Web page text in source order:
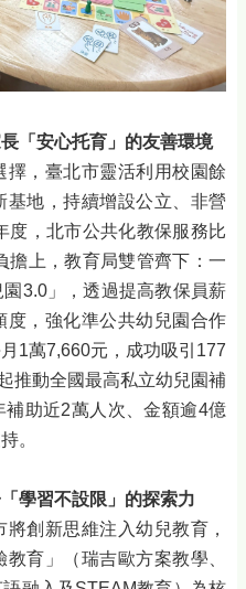
「安心托育」的友善環境
，臺北市靈活利用校園餘
地，持續增設公立、非營
度，北市公共化教保服務比
擔上，教育局雙管齊下：一
3.0」，透過提高教保員薪
度，強化準公共幼兒園合作
1萬7,660元，成功吸引177
推動全國最高私立幼兒園補
助近2萬人次、金額逾4億
。
學習不設限」的探索力
創新思維注入幼兒教育，
育」（瑞吉歐方案教學、